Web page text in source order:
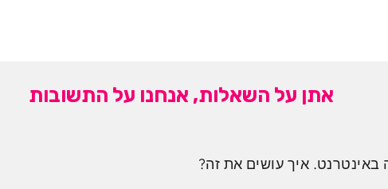
אתן על השאלות, אנחנו על התשובות
באינטרנט. איך עושים את זה?